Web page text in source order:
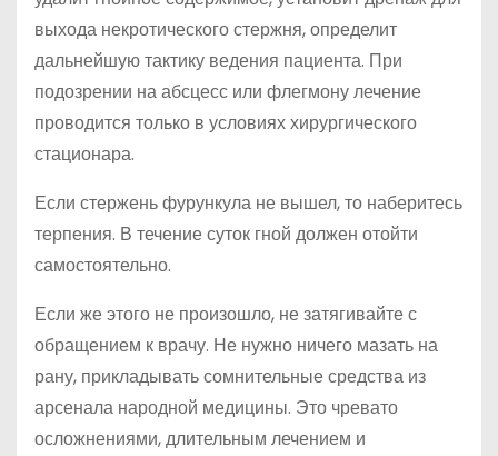
выхода некротического стержня, определит
дальнейшую тактику ведения пациента. При
подозрении на абсцесс или флегмону лечение
проводится только в условиях хирургического
стационара.
Если стержень фурункула не вышел, то наберитесь
терпения. В течение суток гной должен отойти
самостоятельно.
Если же этого не произошло, не затягивайте с
обращением к врачу. Не нужно ничего мазать на
рану, прикладывать сомнительные средства из
арсенала народной медицины. Это чревато
осложнениями, длительным лечением и